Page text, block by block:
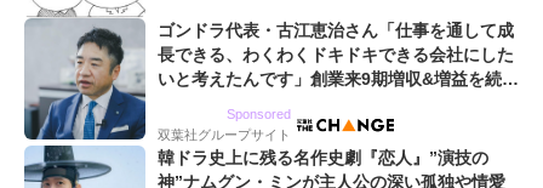
ゴンドラ代表・古江恵治さん「仕事を通して成
長できる、わくわくドキドキできる会社にした
いと考えたんです」創業来9期増収&増益を続け
Sponsored
双葉社グループサイト
韓ドラ史上に残る名作史劇『恋人』”演技の
神”ナムグン・ミンが主人公の深い孤独や情愛